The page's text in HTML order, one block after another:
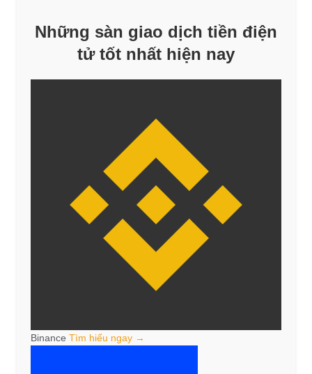
Những sàn giao dịch tiền điện
tử tốt nhất hiện nay
Binance Tìm hiểu ngay →